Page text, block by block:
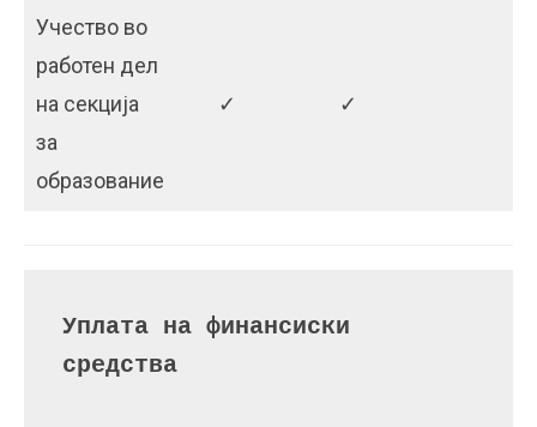
Учество во
работен дел
на секција
за
образование
✓ ✓
Уплата на финансиски
средства